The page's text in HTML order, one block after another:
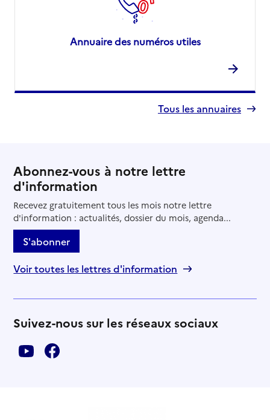
Annuaire des numéros utiles
Tous les annuaires
Abonnez-vous à notre lettre
d'information
Recevez gratuitement tous les mois notre lettre
d'information : actualités, dossier du mois, agenda...
S'abonner
Voir toutes les lettres d'information
Suivez-nous sur les réseaux sociaux